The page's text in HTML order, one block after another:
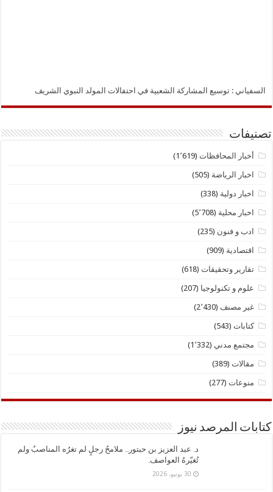
السفياني : توسيع المشاركة الشعبية في احتفالات المولد النبوي الشريف
تصنيفات
أخبار المحافظات (1٬619)
اخبار الرياضة (505)
اخبار دولية (338)
اخبار محلية (5٬708)
ادب و فنون (235)
اقتصادية (909)
تقارير وتحقيقات (618)
علوم و تكنولوجيا (207)
غير مصنف (2٬430)
كتابات (543)
مجتمع مدني (1٬332)
مقالات (389)
منوعات (277)
كتابات المرصد نيوز
د. ​عبد العزيز بن حبتور.. ملامحُ رجلٍ لم تغرُه المناصبُ ولم
تُغيّرهُ العواصف.
30 يونيو، 2026